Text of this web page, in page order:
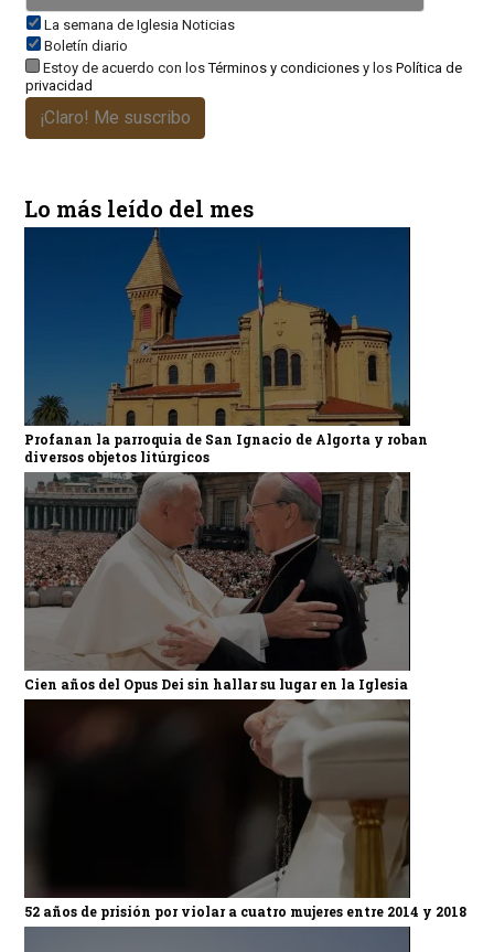
La semana de Iglesia Noticias
Boletín diario
Estoy de acuerdo con losTérminos y condicionesy los Política de
privacidad
¡Claro! Me suscribo
Lo más leído del mes
Profanan la parroquia de San Ignacio de Algorta y roban
diversos objetos litúrgicos
Cien años del Opus Dei sin hallar su lugar en la Iglesia
52 años de prisión por violar a cuatro mujeres entre 2014 y 2018